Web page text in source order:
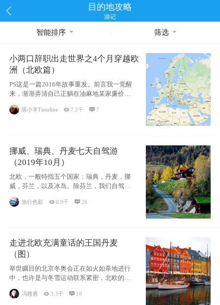
目的地攻略
游记
智能排序 筛选
小两口辞职出走世界之4个月穿越欧
洲（北欧篇）
PS这是一篇2016年故事重发。前言我一觉醒
来，渐渐弄清自己正躺在油麻地某家廉价宾
馆
陈小羊Timeline 7.2千 7
挪威、瑞典、丹麦七天自驾游
（2019年10月）
北欧，一般特指五个国家：瑞典，丹麦，挪
威，芬兰，以及冰岛。除芬兰，我们自驾游
旅行色影 8.9千 26
走进北欧充满童话的王国丹麦
（图）
举世瞩目的北京冬奥会正在如火如荼地进行
中，也许是与冬雪运动联系紧密，北欧的一
些国家因
冯赣勇 3.3千  10